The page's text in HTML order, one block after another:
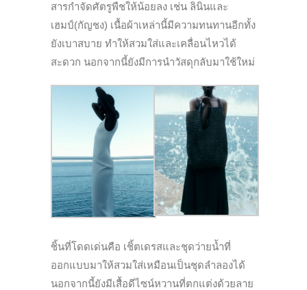
สารกำจัดศัตรูพืชให้น้อยลง เช่น ลินินและ
เฮมป์(กัญชง) เนื้อผ้าเหล่านี้มีความทนทานอีกทั้ง
ยังเบาสบาย ทำให้สวมใส่และเคลื่อนไหวได้
สะดวก นอกจากนี้ยังมีการนำวัสดุกลับมาใช้ใหม่
ชิ้นที่โดดเด่นคือ เชิ้ตเดรสและชุดว่ายน้ำที่
ออกแบบมาให้สวมใส่เหมือนเป็นชุดลำลองได้
นอกจากนี้ยังมีเสื้อดีไซน์หวานที่ตกแต่งด้วยลาย